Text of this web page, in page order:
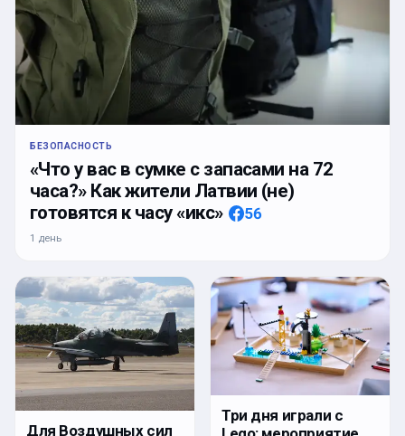
БЕЗОПАСНОСТЬ
«Что у вас в сумке с запасами на 72
часа?» Как жители Латвии (не)
готовятся к часу «икс»
56
1 день
Для Воздушных сил
Три дня играли с